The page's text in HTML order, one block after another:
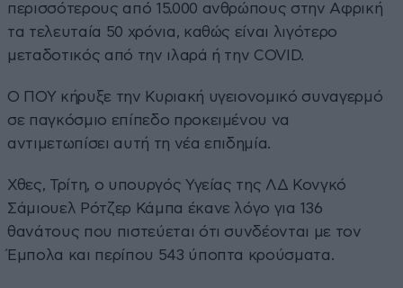
περισσότερους από 15.000 ανθρώπους στην Αφρική
τα τελευταία 50 χρόνια, καθώς είναι λιγότερο
μεταδοτικός από την ιλαρά ή την COVID.
Ο ΠΟΥ κήρυξε την Κυριακή υγειονομικό συναγερμό
σε παγκόσμιο επίπεδο προκειμένου να
αντιμετωπίσει αυτή τη νέα επιδημία.
Χθες, Τρίτη, ο υπουργός Υγείας της ΛΔ Κονγκό
Σάμιουελ Ρότζερ Κάμπα έκανε λόγο για 136
θανάτους που πιστεύεται ότι συνδέονται με τον
Έμπολα και περίπου 543 ύποπτα κρούσματα.